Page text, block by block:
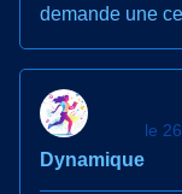
demande une
Dynamique
le